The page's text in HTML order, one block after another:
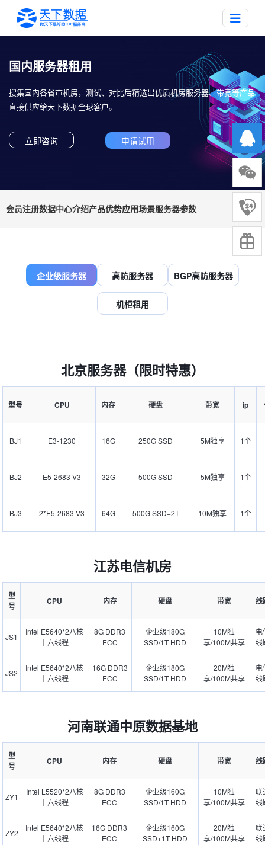
国内服务器租用
搜集国内各省市机房，测试、对比后精选出优质机房服务器、带宽等产品
直接供应给天下数据全球客户。
立即咨询 申请试用
会员注册数据中心介绍产品优势应用场景服务器参数
企业级服务器 高防服务器 BGP高防服务器
机柜租用
北京服务器（限时特惠）
型号 CPU 内存 硬盘 带宽 ip
BJ1 E3-1230 16G 250G SSD 5M独享 1个
BJ2 E5-2683 V3 32G 500G SSD 5M独享 1个
BJ3 2*E5-2683 V3 64G 500G SSD+2T 10M独享 1个
江苏电信机房
型
号
CPU 内存 硬盘 带宽 线
JS1
Intel E5640*2八核
十六线程
8G DDR3
ECC
企业级180G
SSD/1T HDD
10M独
享/100M共享
电
线
JS2
Intel E5640*2八核
十六线程
16G DDR3
ECC
企业级180G
SSD/1T HDD
20M独
享/100M共享
电
线
河南联通中原数据基地
型
号
CPU 内存 硬盘 带宽 线
ZY1
Intel L5520*2八核
十六线程
8G DDR3
ECC
企业级160G
SSD/1T HDD
10M独
享/100M共享
联
线
ZY2
Intel E5640*2八核
十六线程
16G DDR3
ECC
企业级160G
SSD+1T HDD
20M独
享/100M共享
联
线